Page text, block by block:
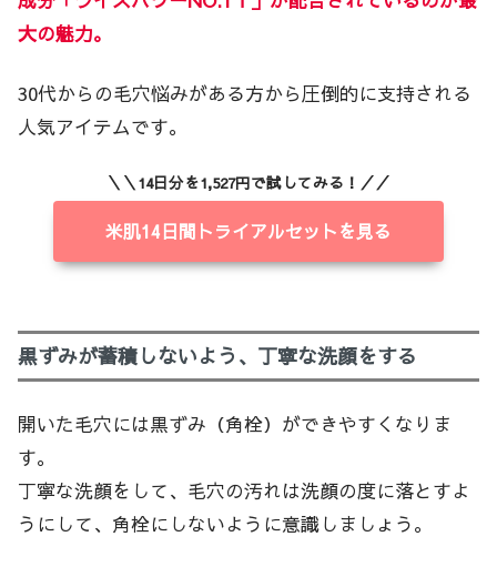
大の魅力。
30代からの毛穴悩みがある方から圧倒的に支持される
人気アイテムです。
＼＼14日分を1,527円で試してみる！／／
米肌14日間トライアルセットを見る
黒ずみが蓄積しないよう、丁寧な洗顔をする
開いた毛穴には黒ずみ（角栓）ができやすくなりま
す。
丁寧な洗顔をして、毛穴の汚れは洗顔の度に落とすよ
うにして、角栓にしないように意識しましょう。